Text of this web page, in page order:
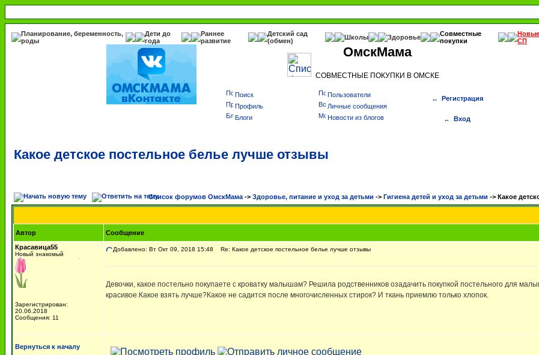
Планирование, беременность,
роды
Дети до
года
Раннее
развитие
Детский сад
(обмен)
Школы Здоровье
Совместные
покупки
Новые
СП
ОмскМама
СОВМЕСТНЫЕ ПОКУПКИ В ОМСКЕ
Поиск
Пользователи
Профиль
Личные сообщения
Блоги
Новости из блогов
Регистрация
Вход
Какое детское постельное белье лучше отзывы
Список форумов ОмскМама -> Здоровье, питание и уход за детьми -> Гигиена детей и уход за детьми -> Какое
Автор
Сообщение
Красавица55
Новый знакомый
Зарегистрирован:
20.06.2018
Сообщения: 11
Добавлено: Вт Окт 09, 2018 15:48 Re: Какое детское постельное белье лучше отзывы
Девочки, какое постельно покупаете с кроватку малышам? Решила родственников озадачить покупкой постельного для
красивое.Какое взять лучше?Какое не садится после многочисленных стирок? И ткань приемлю только хлопок.
Вернуться к началу